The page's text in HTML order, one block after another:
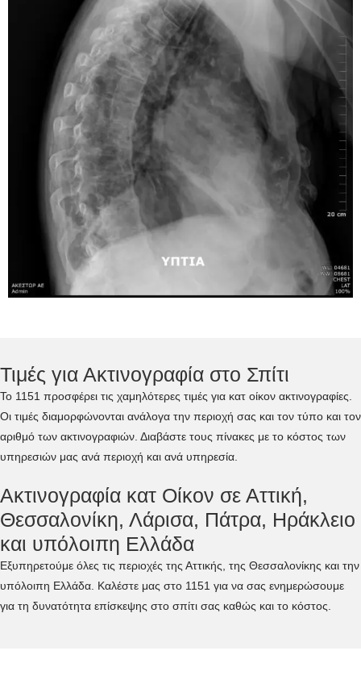
Τιμές για Ακτινογραφία στο Σπίτι
Το 1151 προσφέρει τις χαμηλότερες τιμές για κατ οίκον ακτινογραφίες.
Οι τιμές διαμορφώνονται ανάλογα την περιοχή σας και τον τύπο και τον
αριθμό των ακτινογραφιών. Διαβάστε τους πίνακες με το κόστος των
υπηρεσιών μας ανά περιοχή και ανά υπηρεσία.
Ακτινογραφία κατ Οίκον σε Αττική,
Θεσσαλονίκη, Λάρισα, Πάτρα, Ηράκλειο
και υπόλοιπη Ελλάδα
Εξυπηρετούμε όλες τις περιοχές της Αττικής, της Θεσσαλονίκης και την
υπόλοιπη Ελλάδα. Καλέστε μας στο 1151 για να σας ενημερώσουμε
για τη δυνατότητα επίσκεψης στο σπίτι σας καθώς και το κόστος.